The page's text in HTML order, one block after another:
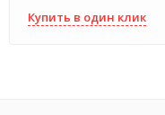
Купить в один клик